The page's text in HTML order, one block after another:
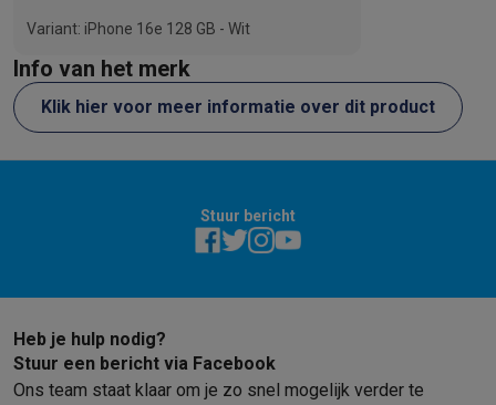
Variant: iPhone 16e 128 GB - Wit
Info van het merk
Klik hier voor meer informatie over dit product
Stuur bericht
Heb je hulp nodig?
Stuur een bericht via Facebook
Ons team staat klaar om je zo snel mogelijk verder te